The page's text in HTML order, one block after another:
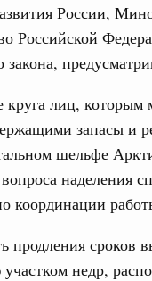
России,
Российской
закона,
лиц, которым
запасы и
шельфе
наделения
координации
продления сроков
недр,
понедельник
по
развитию
июня, суббота
и непрерывное
по
развитию